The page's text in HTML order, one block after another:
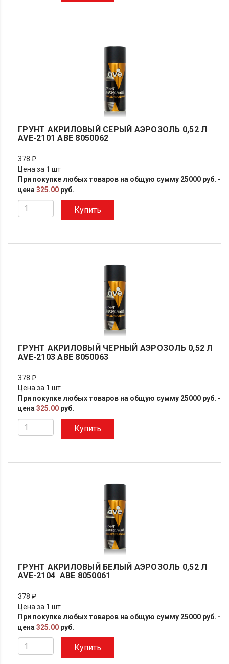
ГРУНТ АКРИЛОВЫЙ СЕРЫЙ АЭРОЗОЛЬ 0,52 Л
AVE-2101 АВЕ 8050062
378 ₽
Цена за 1 шт
При покупке любых товаров на общую сумму 25000 руб. -
цена 325.00 руб.
Купить
ГРУНТ АКРИЛОВЫЙ ЧЕРНЫЙ АЭРОЗОЛЬ 0,52 Л
AVE-2103 АВЕ 8050063
378 ₽
Цена за 1 шт
При покупке любых товаров на общую сумму 25000 руб. -
цена 325.00 руб.
Купить
ГРУНТ АКРИЛОВЫЙ БЕЛЫЙ АЭРОЗОЛЬ 0,52 Л
AVE-2104 АВЕ 8050061
378 ₽
Цена за 1 шт
При покупке любых товаров на общую сумму 25000 руб. -
цена 325.00 руб.
Купить